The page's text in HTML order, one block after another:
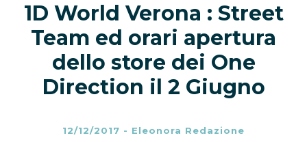
1D World Verona : Street
Team ed orari apertura
dello store dei One
Direction il 2 Giugno
12/12/2017 - Eleonora Redazione